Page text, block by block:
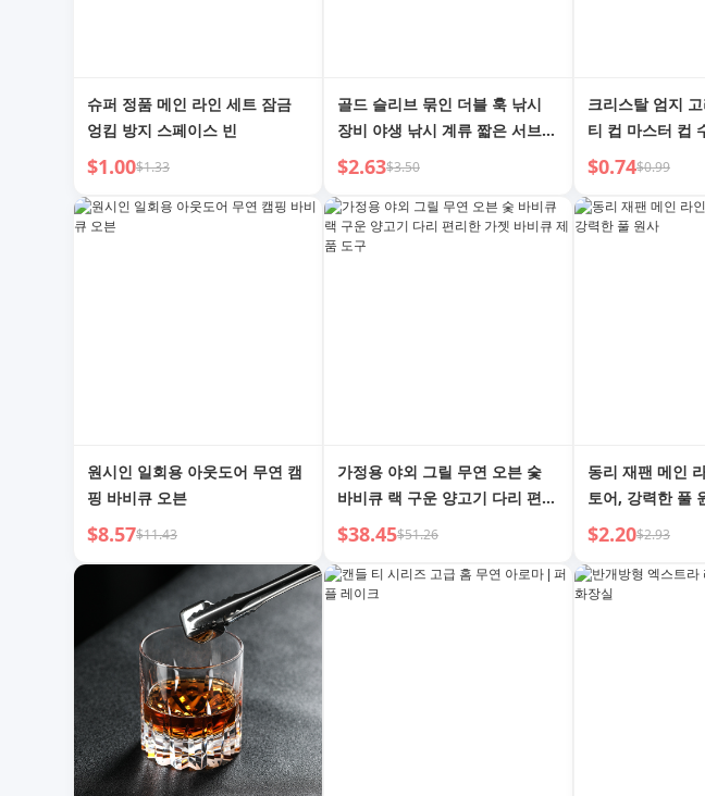
슈퍼 정품 메인 라인 세트 잠금
엉킴 방지 스페이스 빈
$1.00$1.33
골드 슬리브 묶인 더블 훅 낚시
장비 야생 낚시 계류 짧은 서브
라인
$2.63$3.50
크리스탈 엄지
티 컵 마스터 컵
두꺼운 중국 술잔
$0.74$0.99
원시인 일회용 아웃도어 무연 캠
핑 바비큐 오븐
$8.57$11.43
가정용 야외 그릴 무연 오븐 숯
바비큐 랙 구운 양고기 다리 편리
한 가젯 바비큐 제품 도구
$38.45$51.26
동리 재팬 메인
토어, 강력한 풀
$2.20$2.93